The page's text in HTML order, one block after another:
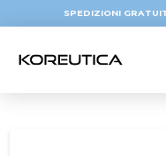
SPEDIZIONI